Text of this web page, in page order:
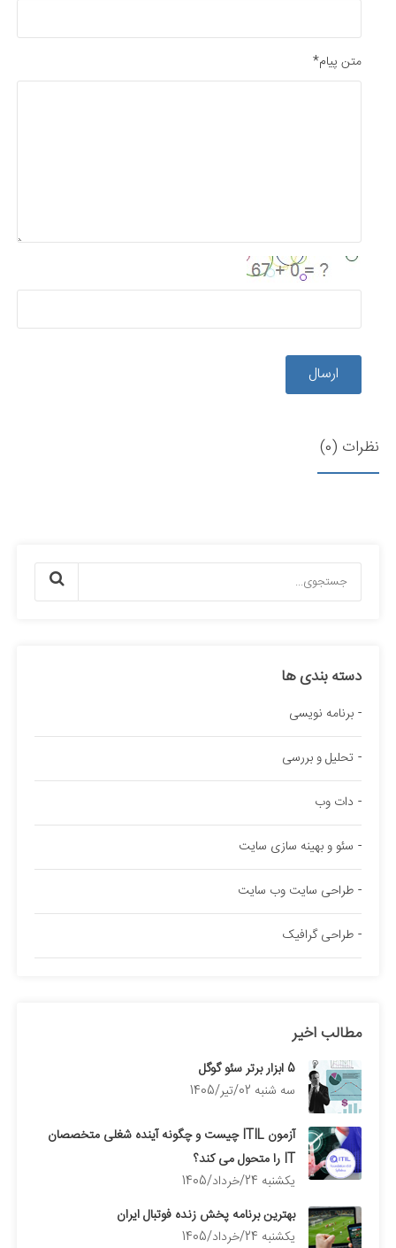
متن پیام*
ارسال
نظرات (0)
دسته بندی ها
برنامه نویسی
تحلیل و بررسی
دات وب
سئو و بهینه سازی سایت
طراحی سایت وب سایت
طراحی گرافیک
مطالب اخیر
5 ابزار برتر سئو گوگل
سه شنبه 02/تیر/1405
آزمون ITIL چیست و چگونه آینده شغلی متخصصان
IT را متحول می کند؟
يكشنبه 24/خرداد/1405
بهترین برنامه پخش زنده فوتبال ایران
يكشنبه 24/خرداد/1405